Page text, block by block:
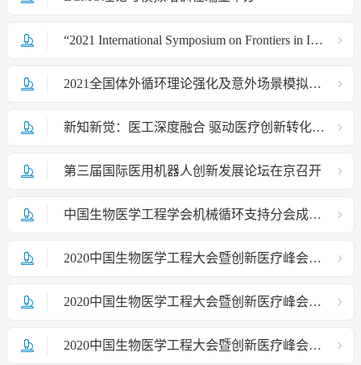
“2021 International Symposium on Frontiers in Immunology —From Basic Research to Translational Medicine”
2021全国体外循环理论强化及意外场景模拟培训班
新知新觉：医工深度融合 驱动医疗创新转化——专家有话说！
第三届国际医用机器人创新发展论坛在京召开
中国生物医学工程学会机械循环支持分会成立大会在深圳成功举办
2020中国生物医学工程大会暨创新医疗峰会——中国生物医学工程学会成立40周年庆
2020中国生物医学工程大会暨创新医疗峰会分论坛-医工融合中的生物力学前沿问题
2020中国生物医学工程大会暨创新医疗峰会在京召开